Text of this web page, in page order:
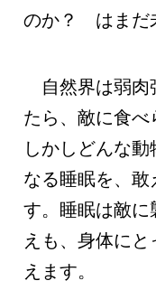
のか？ はまだ
自然界は弱肉
たら、敵に食べ
しかしどんな動
なる睡眠を、敢
す。睡眠は敵に
えも、身体に
えます。